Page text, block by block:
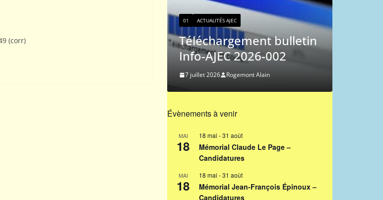
(corr)
le jeu
Téléchargement bulletin
Info-AJEC 2026-002
ACTUALITÉS AJEC
Classement ICCF des
joueurs de l’AJEC –
2026/3
27 juin 2026
Évènements à venir
MAI
18
18 mai -31 août
Mémorial Claude Le Page –
Candidatures
MAI
18
18 mai -31 août
Mémorial Jean-François Épinoux –
Candidatures